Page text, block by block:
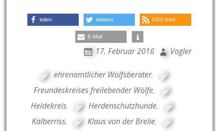
teilen twittern RSS-feed
E-Mail
17. Februar 2016 Vogler
ehrenamtlicher Wolfsberater,
Freundeskreises freilebender Wölfe,
Heidekreis, Herdenschutzhunde,
Kälberriss, Klaus von der Brelie,